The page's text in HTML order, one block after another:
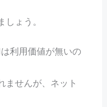
ょう。
利用価値が無いの
ませんが、ネット